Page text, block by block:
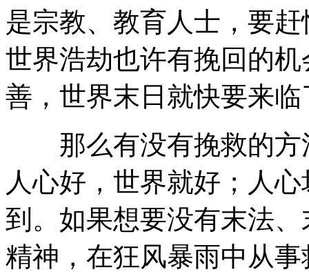
是宗教、教育人士，要
世界浩劫也许有挽回的
善，世界末日就快要来临
那么有没有挽救的方
人心好，世界就好；人
到。如果想要没有末法
精神，在狂风暴雨中从